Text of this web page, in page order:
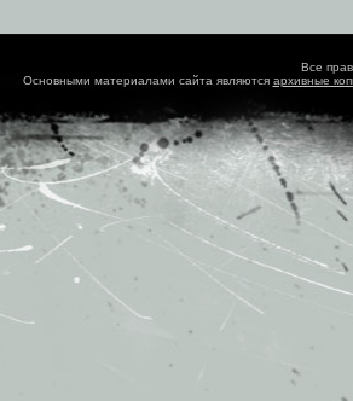
Все
Основными материалами сайта являются архивные